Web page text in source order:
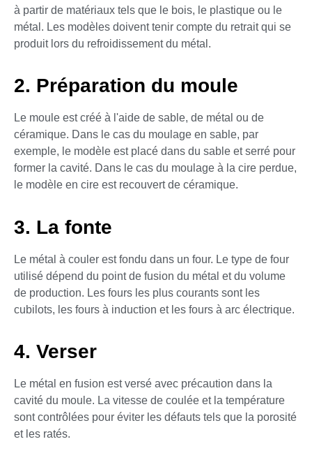
à partir de matériaux tels que le bois, le plastique ou le
métal. Les modèles doivent tenir compte du retrait qui se
produit lors du refroidissement du métal.
2. Préparation du moule
Le moule est créé à l'aide de sable, de métal ou de
céramique. Dans le cas du moulage en sable, par
exemple, le modèle est placé dans du sable et serré pour
former la cavité. Dans le cas du moulage à la cire perdue,
le modèle en cire est recouvert de céramique.
3. La fonte
Le métal à couler est fondu dans un four. Le type de four
utilisé dépend du point de fusion du métal et du volume
de production. Les fours les plus courants sont les
cubilots, les fours à induction et les fours à arc électrique.
4. Verser
Le métal en fusion est versé avec précaution dans la
cavité du moule. La vitesse de coulée et la température
sont contrôlées pour éviter les défauts tels que la porosité
et les ratés.